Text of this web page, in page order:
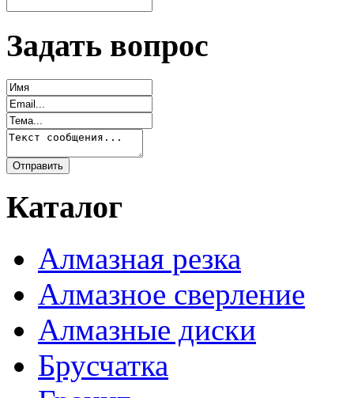
Задать вопрос
Каталог
Алмазная резка
Алмазное сверление
Алмазные диски
Брусчатка